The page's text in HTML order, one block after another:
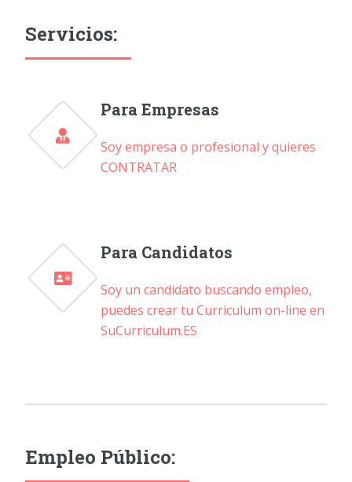
Servicios:
Para Empresas
Soy empresa o profesional y quieres
CONTRATAR
Para Candidatos
Soy un candidato buscando empleo,
puedes crear tu Curriculum on-line en
SuCurriculum.ES
Empleo Público: